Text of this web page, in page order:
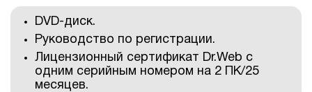
DVD-диск.
Руководство по регистрации.
Лицензионный сертификат Dr.Web с
одним серийным номером на 2 ПК/25
месяцев.